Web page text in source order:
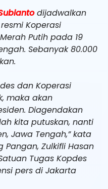
dijadwalkan
Koperasi
Putih pada 19
Sebanyak 80.000
dan Koperasi
maka akan
Diagendakan
kita putuskan, nanti
Jawa Tengah,” kata
Zulkifli Hasan
Tugas Kopdes
pers di Jakarta